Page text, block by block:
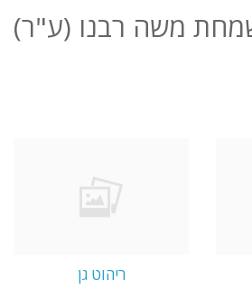
משה רבנו (ע"ר)
ריהוט גן